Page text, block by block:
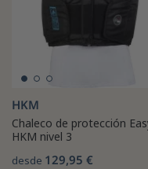
HKM
Chaleco de protección
HKM nivel 3
desde 129,95 €